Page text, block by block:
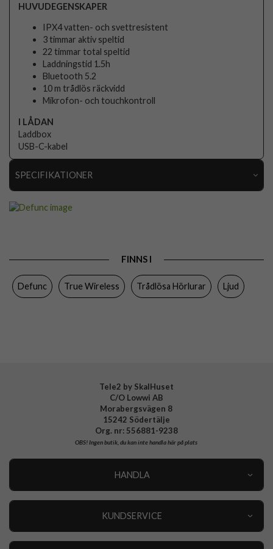
HUVUDEGENSKAPER
IPX4 vatten- och svettresistent
3 timmar aktiv speltid
22 timmar total speltid
Laddningstid 1.5h
Bluetooth 5.2
10 m trådlös räckvidd
Mikrofon- och touchkontroll
I LÅDAN
Laddbox
USB-C-kabel
SPECIFIKATIONER
Varumärke Defunc
FINNS I
Defunc True Wireless Trådlösa Hörlurar Ljud
Tele2 by SkalHuset
C/O Lowwi AB
Morabergsvägen 8
15242 Södertälje
Org. nr: 556881-9238
OBS!Ingen butik, du kan inte handla här på plats
HANDLA
KUNDSERVICE